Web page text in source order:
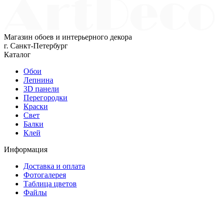
Магазин обоев и интерьерного декора
г. Санкт-Петербург
Каталог
Обои
Лепнина
3D панели
Перегородки
Краски
Свет
Балки
Клей
Информация
Доставка и оплата
Фотогалерея
Таблица цветов
Файлы